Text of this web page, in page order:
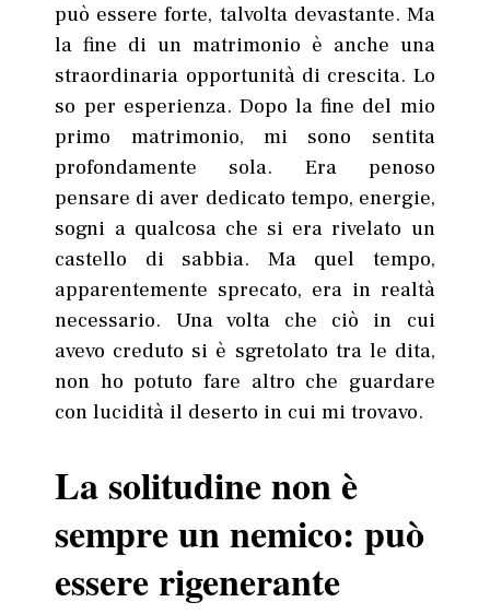
può essere forte, talvolta devastante. Ma
la fine di un matrimonio è anche una
straordinaria opportunità di crescita. Lo
so per esperienza. Dopo la fine del mio
primo matrimonio, mi sono sentita
profondamente sola. Era penoso
pensare di aver dedicato tempo, energie,
sogni a qualcosa che si era rivelato un
castello di sabbia. Ma quel tempo,
apparentemente sprecato, era in realtà
necessario. Una volta che ciò in cui
avevo creduto si è sgretolato tra le dita,
non ho potuto fare altro che guardare
con lucidità il deserto in cui mi trovavo.
La solitudine non è
sempre un nemico: può
essere rigenerante